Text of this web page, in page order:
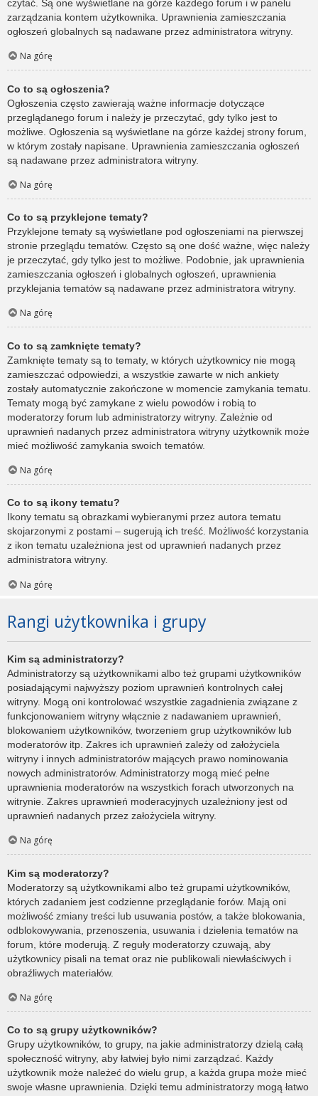
czytać. Są one wyświetlane na górze każdego forum i w panelu
zarządzania kontem użytkownika. Uprawnienia zamieszczania
ogłoszeń globalnych są nadawane przez administratora witryny.
Na górę
Co to są ogłoszenia?
Ogłoszenia często zawierają ważne informacje dotyczące
przeglądanego forum i należy je przeczytać, gdy tylko jest to
możliwe. Ogłoszenia są wyświetlane na górze każdej strony forum,
w którym zostały napisane. Uprawnienia zamieszczania ogłoszeń
są nadawane przez administratora witryny.
Na górę
Co to są przyklejone tematy?
Przyklejone tematy są wyświetlane pod ogłoszeniami na pierwszej
stronie przeglądu tematów. Często są one dość ważne, więc należy
je przeczytać, gdy tylko jest to możliwe. Podobnie, jak uprawnienia
zamieszczania ogłoszeń i globalnych ogłoszeń, uprawnienia
przyklejania tematów są nadawane przez administratora witryny.
Na górę
Co to są zamknięte tematy?
Zamknięte tematy są to tematy, w których użytkownicy nie mogą
zamieszczać odpowiedzi, a wszystkie zawarte w nich ankiety
zostały automatycznie zakończone w momencie zamykania tematu.
Tematy mogą być zamykane z wielu powodów i robią to
moderatorzy forum lub administratorzy witryny. Zależnie od
uprawnień nadanych przez administratora witryny użytkownik może
mieć możliwość zamykania swoich tematów.
Na górę
Co to są ikony tematu?
Ikony tematu są obrazkami wybieranymi przez autora tematu
skojarzonymi z postami – sugerują ich treść. Możliwość korzystania
z ikon tematu uzależniona jest od uprawnień nadanych przez
administratora witryny.
Na górę
Rangi użytkownika i grupy
Kim są administratorzy?
Administratorzy są użytkownikami albo też grupami użytkowników
posiadającymi najwyższy poziom uprawnień kontrolnych całej
witryny. Mogą oni kontrolować wszystkie zagadnienia związane z
funkcjonowaniem witryny włącznie z nadawaniem uprawnień,
blokowaniem użytkowników, tworzeniem grup użytkowników lub
moderatorów itp. Zakres ich uprawnień zależy od założyciela
witryny i innych administratorów mających prawo nominowania
nowych administratorów. Administratorzy mogą mieć pełne
uprawnienia moderatorów na wszystkich forach utworzonych na
witrynie. Zakres uprawnień moderacyjnych uzależniony jest od
uprawnień nadanych przez założyciela witryny.
Na górę
Kim są moderatorzy?
Moderatorzy są użytkownikami albo też grupami użytkowników,
których zadaniem jest codzienne przeglądanie forów. Mają oni
możliwość zmiany treści lub usuwania postów, a także blokowania,
odblokowywania, przenoszenia, usuwania i dzielenia tematów na
forum, które moderują. Z reguły moderatorzy czuwają, aby
użytkownicy pisali na temat oraz nie publikowali niewłaściwych i
obraźliwych materiałów.
Na górę
Co to są grupy użytkowników?
Grupy użytkowników, to grupy, na jakie administratorzy dzielą całą
społeczność witryny, aby łatwiej było nimi zarządzać. Każdy
użytkownik może należeć do wielu grup, a każda grupa może mieć
swoje własne uprawnienia. Dzięki temu administratorzy mogą łatwo